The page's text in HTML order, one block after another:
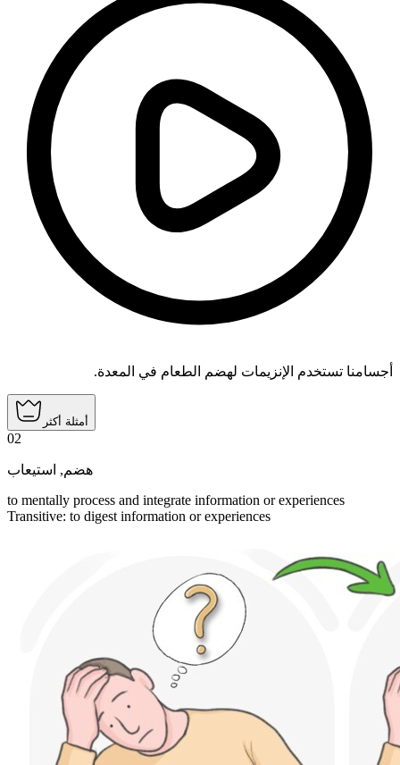
أجسامنا تستخدم الإنزيمات لهضم الطعام في المعدة.
أمثلة أكثر
02
هضم, استيعاب
to mentally process and integrate information or experiences
Transitive: to digest information or experiences